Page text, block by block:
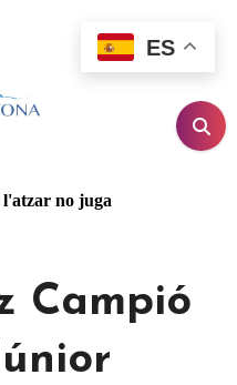
l'atzar no juga
Campió
ES